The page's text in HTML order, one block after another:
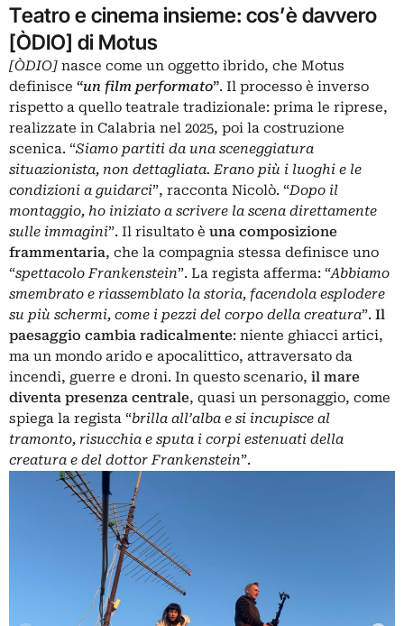
Teatro e cinema insieme: cos’è davvero
[ÒDIO] di Motus
[ÒDIO] nasce come un oggetto ibrido, che Motus
definisce “un film performato”. Il processo è inverso
rispetto a quello teatrale tradizionale: prima le riprese,
realizzate in Calabria nel 2025, poi la costruzione
scenica. “Siamo partiti da una sceneggiatura
situazionista, non dettagliata. Erano più i luoghi e le
condizioni a guidarci”, racconta Nicolò. “Dopo il
montaggio, ho iniziato a scrivere la scena direttamente
sulle immagini”. Il risultato è una composizione
frammentaria, che la compagnia stessa definisce uno
“spettacolo Frankenstein”. La regista afferma: “Abbiamo
smembrato e riassemblato la storia, facendola esplodere
su più schermi, come i pezzi del corpo della creatura”. Il
paesaggio cambia radicalmente: niente ghiacci artici,
ma un mondo arido e apocalittico, attraversato da
incendi, guerre e droni. In questo scenario, il mare
diventa presenza centrale, quasi un personaggio, come
spiega la regista “brilla all’alba e si incupisce al
tramonto, risucchia e sputa i corpi estenuati della
creatura e del dottor Frankenstein”.